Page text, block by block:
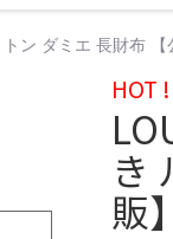
ン ダミエ 長財布 【
HOT !
き
販】